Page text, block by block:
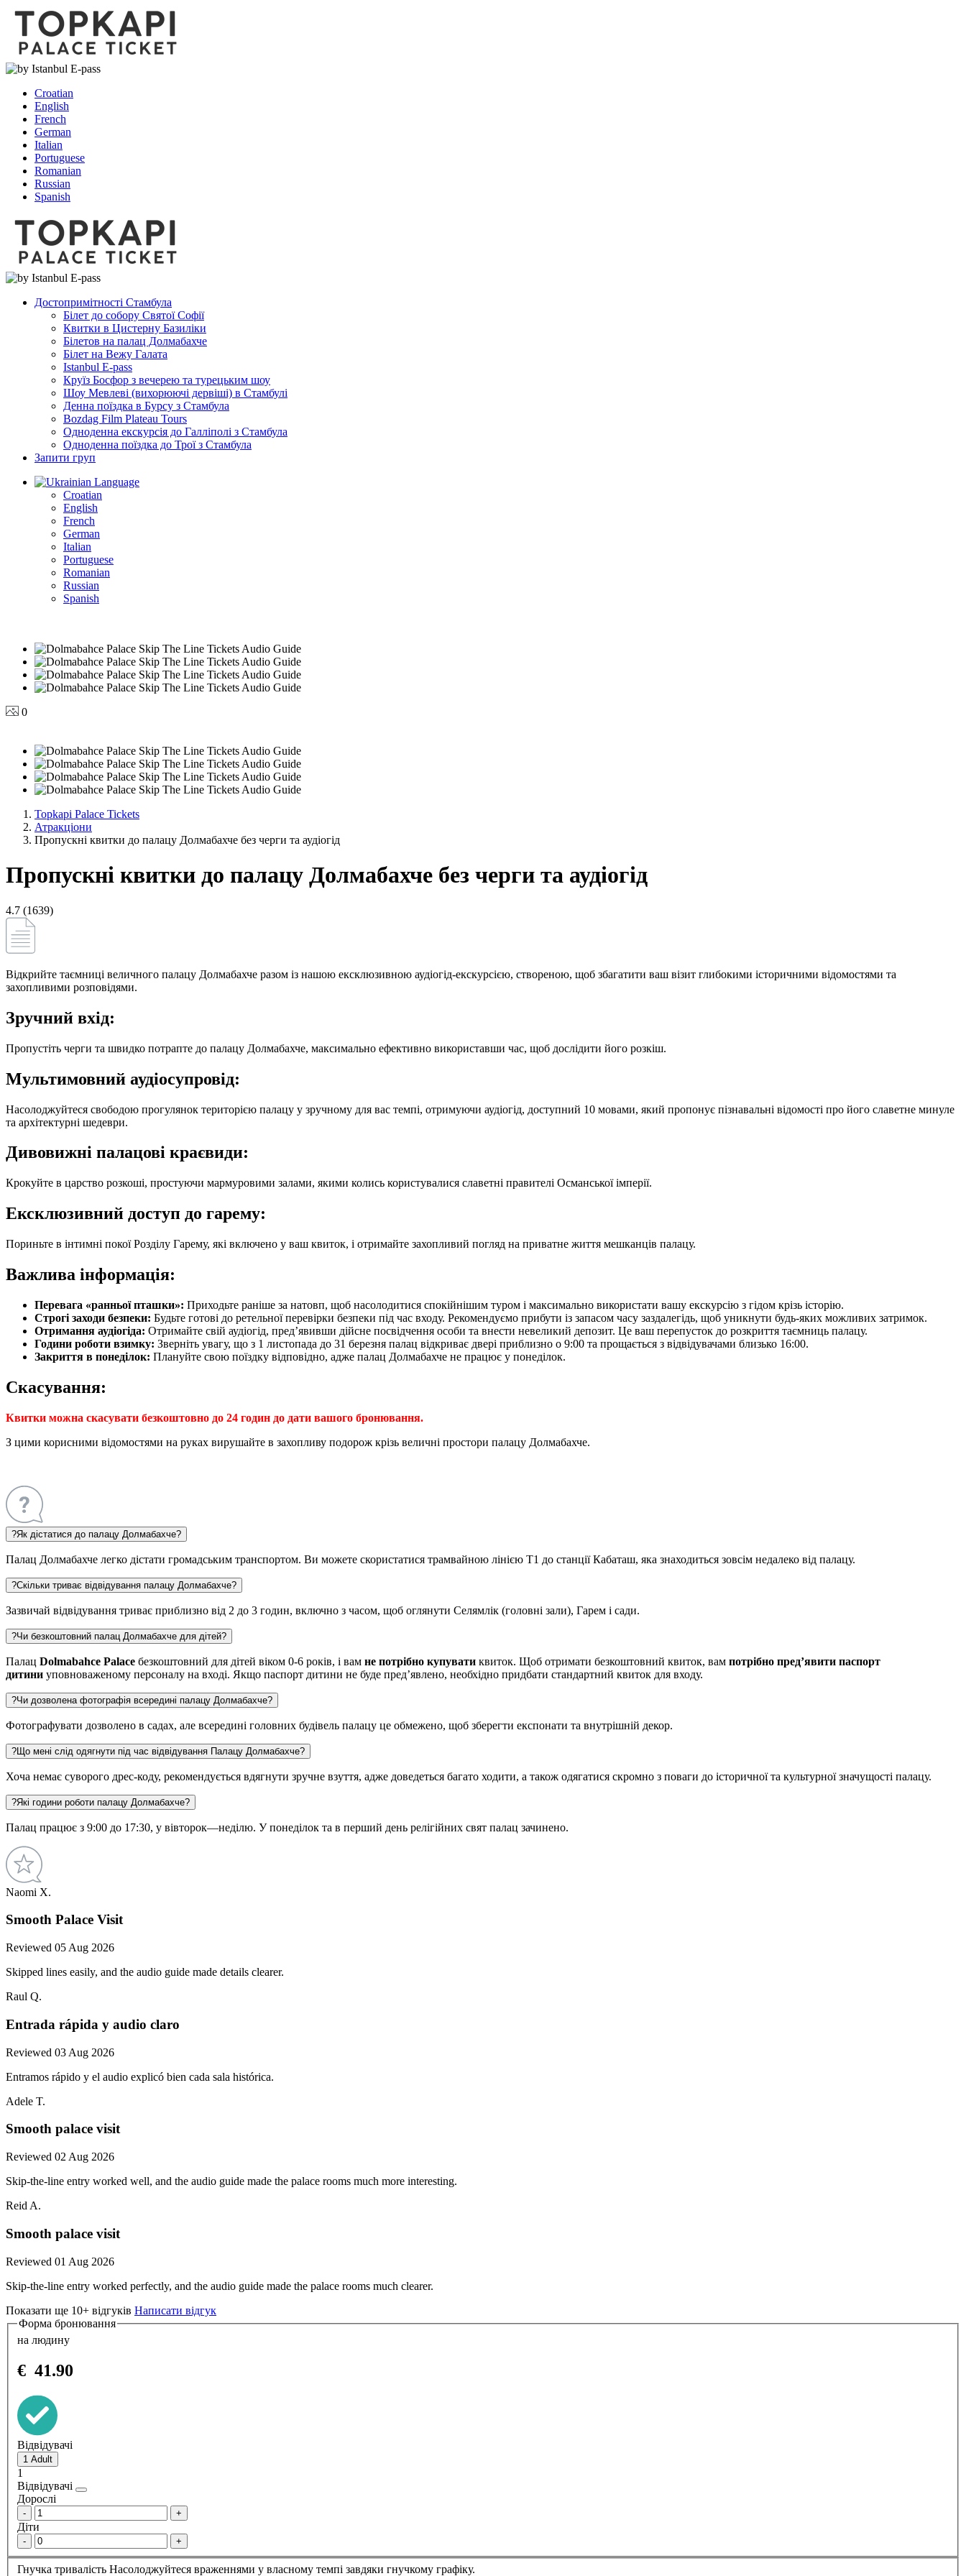
Croatian
English
French
German
Italian
Portuguese
Romanian
Russian
Spanish
Достопримітності Стамбула
Білет до собору Святої Софії
Квитки в Цистерну Базиліки
Білетов на палац Долмабахче
Білет на Вежу Галата
Istanbul E-pass
Круїз Босфор з вечерею та турецьким шоу
Шоу Мевлеві (вихорюючі дервіші) в Стамбулі
Денна поїздка в Бурсу з Стамбула
Bozdag Film Plateau Tours
Одноденна екскурсія до Галліполі з Стамбула
Одноденна поїздка до Трої з Стамбула
Запити груп
Language
Croatian
English
French
German
Italian
Portuguese
Romanian
Russian
Spanish
0
Topkapi Palace Tickets
Атракціони
Пропускні квитки до палацу Долмабахче без черги та аудіогід
Пропускні квитки до палацу Долмабахче без черги та аудіогід
4.7 (1639)
Відкрийте таємниці величного палацу Долмабахче разом із нашою ексклюзивною аудіогід-екскурсією, створеною, щоб збагатити ваш візит глибокими історичними відомостями та
захопливими розповідями.
Зручний вхід:
Пропустіть черги та швидко потрапте до палацу Долмабахче, максимально ефективно використавши час, щоб дослідити його розкіш.
Мультимовний аудіосупровід:
Насолоджуйтеся свободою прогулянок територією палацу у зручному для вас темпі, отримуючи аудіогід, доступний 10 мовами, який пропонує пізнавальні відомості про його славетне минуле
та архітектурні шедеври.
Дивовижні палацові краєвиди:
Крокуйте в царство розкоші, простуючи мармуровими залами, якими колись користувалися славетні правителі Османської імперії.
Ексклюзивний доступ до гарему:
Пориньте в інтимні покої Розділу Гарему, які включено у ваш квиток, і отримайте захопливий погляд на приватне життя мешканців палацу.
Важлива інформація:
Перевага «ранньої пташки»: Приходьте раніше за натовп, щоб насолодитися спокійнішим туром і максимально використати вашу екскурсію з гідом крізь історію.
Строгі заходи безпеки: Будьте готові до ретельної перевірки безпеки під час входу. Рекомендуємо прибути із запасом часу заздалегідь, щоб уникнути будь-яких можливих затримок.
Отримання аудіогіда: Отримайте свій аудіогід, пред’явивши дійсне посвідчення особи та внести невеликий депозит. Це ваш перепусток до розкриття таємниць палацу.
Години роботи взимку: Зверніть увагу, що з 1 листопада до 31 березня палац відкриває двері приблизно о 9:00 та прощається з відвідувачами близько 16:00.
Закриття в понеділок: Плануйте свою поїздку відповідно, адже палац Долмабахче не працює у понеділок.
Скасування:
Квитки можна скасувати безкоштовно до 24 годин до дати вашого бронювання.
З цими корисними відомостями на руках вирушайте в захопливу подорож крізь величні простори палацу Долмабахче.
?Як дістатися до палацу Долмабахче?
Палац Долмабахче легко дістати громадським транспортом. Ви можете скористатися трамвайною лінією T1 до станції Кабаташ, яка знаходиться зовсім недалеко від палацу.
?Скільки триває відвідування палацу Долмабахче?
Зазвичай відвідування триває приблизно від 2 до 3 годин, включно з часом, щоб оглянути Селямлік (головні зали), Гарем і сади.
?Чи безкоштовний палац Долмабахче для дітей?
Палац Dolmabahce Palace безкоштовний для дітей віком 0-6 років, і вам не потрібно купувати квиток. Щоб отримати безкоштовний квиток, вам потрібно пред’явити паспорт
дитини уповноваженому персоналу на вході. Якщо паспорт дитини не буде пред’явлено, необхідно придбати стандартний квиток для входу.
?Чи дозволена фотографія всередині палацу Долмабахче?
Фотографувати дозволено в садах, але всередині головних будівель палацу це обмежено, щоб зберегти експонати та внутрішній декор.
? Що мені слід одягнути під час відвідування Палацу Долмабахче?
Хоча немає суворого дрес-коду, рекомендується вдягнути зручне взуття, адже доведеться багато ходити, а також одягатися скромно з поваги до історичної та культурної значущості палацу.
?Які години роботи палацу Долмабахче?
Палац працює з 9:00 до 17:30, у вівторок—неділю. У понеділок та в перший день релігійних свят палац зачинено.
Naomi X.
Smooth Palace Visit
Reviewed 05 Aug 2026
Skipped lines easily, and the audio guide made details clearer.
Raul Q.
Entrada rápida y audio claro
Reviewed 03 Aug 2026
Entramos rápido y el audio explicó bien cada sala histórica.
Adele T.
Smooth palace visit
Reviewed 02 Aug 2026
Skip-the-line entry worked well, and the audio guide made the palace rooms much more interesting.
Reid A.
Smooth palace visit
Reviewed 01 Aug 2026
Skip-the-line entry worked perfectly, and the audio guide made the palace rooms much clearer.
Показати ще 10+ відгуків Написати відгук
Форма бронювання
на людину
€ 41.90
Відвідувачі
1
Відвідувачі
Дорослі
- +
Діти
- +
Гнучка тривалість Насолоджуйтеся враженнями у власному темпі завдяки гнучкому графіку.